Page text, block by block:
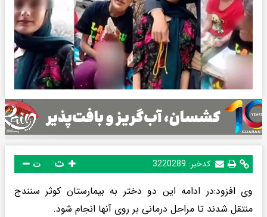
کدخبر: 3220289 ت
وی افزود:در ادامه این دو دختر به بیمارستان کوثر سنندج
منتقل شدند تا مراحل درمانی بر روی آنها انجام شود.